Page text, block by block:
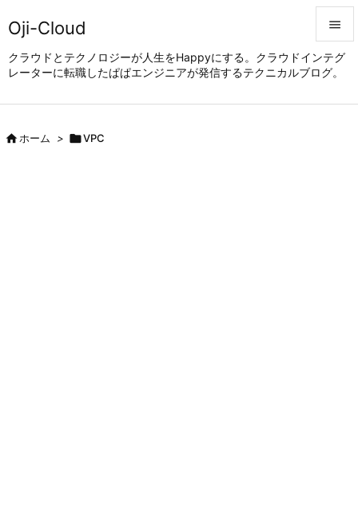
Oji-Cloud
クラウドとテクノロジーが人生をHappyにする。クラウドインテグ
レーターに転職したぱぱエンジニアが発信するテクニカルブログ。


メニュ
ホーム > VPC